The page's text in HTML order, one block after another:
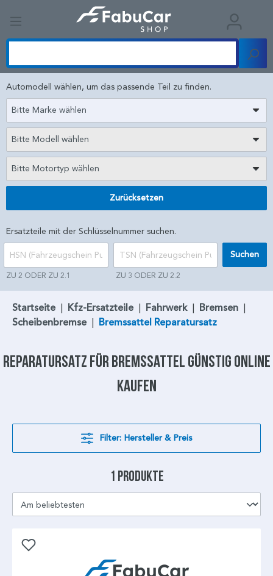
Automodell wählen, um das passende Teil zu finden.
Bitte Marke wählen
Bitte Modell wählen
Bitte Motortyp wählen
Zurücksetzen
Ersatzteile mit der Schlüsselnummer suchen.
ZU 2 ODER ZU 2.1 ZU 3 ODER ZU 2.2
Suchen
Startseite | Kfz-Ersatzteile | Fahrwerk | Bremsen |
Scheibenbremse | Bremssattel Reparatursatz
Reparatursatz für Bremssattel günstig online
kaufen
Filter: Hersteller & Preis
1 Produkte